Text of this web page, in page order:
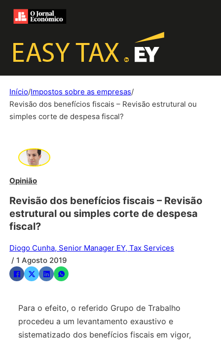
Início/Impostos sobre as empresas/
Revisão dos benefícios fiscais – Revisão estrutural ou
simples corte de despesa fiscal?
Opinião
Revisão dos benefícios fiscais – Revisão
estrutural ou simples corte de despesa
fiscal?
Diogo Cunha, Senior Manager EY, Tax Services
/ 1 Agosto 2019
Para o efeito, o referido Grupo de Trabalho
procedeu a um levantamento exaustivo e
sistematizado dos benefícios fiscais em vigor,